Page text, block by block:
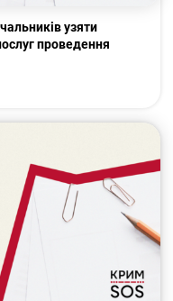
узяти
проведення